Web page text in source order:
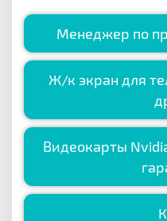
Менеджер по
Ж/к экран для
Видеокарты